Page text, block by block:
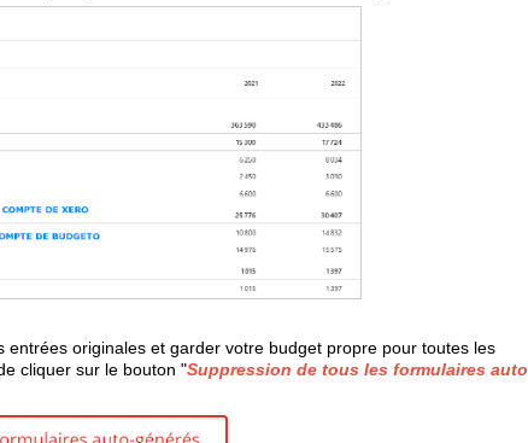
entrées originales et garder votre budget propre pour toutes les
cliquer sur le bouton "Suppression de tous les formulaires auto